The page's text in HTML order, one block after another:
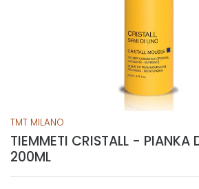
TMT MILANO
TIEMMETI CRISTALL - PIANKA
200ML